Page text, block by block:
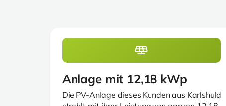
Anlage mit 12,18 kWp
Die PV-Anlage dieses Kunden aus Karlshuld